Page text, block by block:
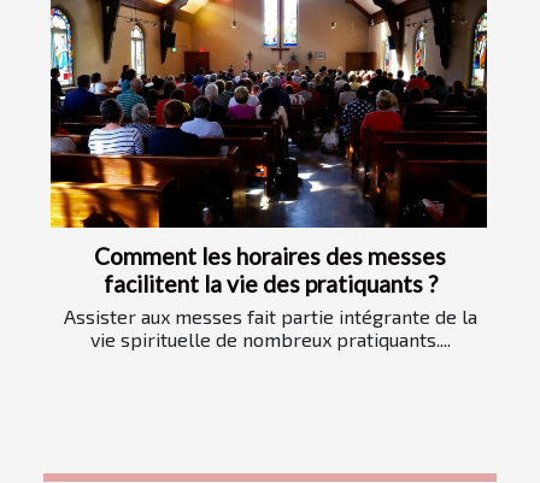
Comment les horaires des messes
facilitent la vie des pratiquants ?
Assister aux messes fait partie intégrante de la
vie spirituelle de nombreux pratiquants....